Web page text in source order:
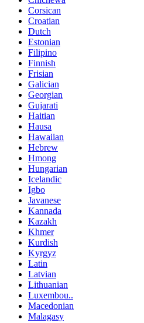
Corsican
Croatian
Dutch
Estonian
Filipino
Finnish
Frisian
Galician
Georgian
Gujarati
Haitian
Hausa
Hawaiian
Hebrew
Hmong
Hungarian
Icelandic
Igbo
Javanese
Kannada
Kazakh
Khmer
Kurdish
Kyrgyz
Latin
Latvian
Lithuanian
Luxembou..
Macedonian
Malagasy